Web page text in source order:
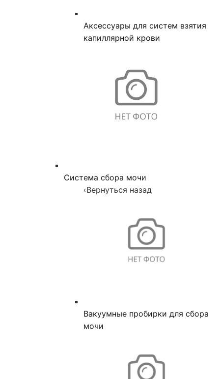
Аксессуары для систем взятия
капиллярной крови
Система сбора мочи
‹Вернуться назад
Вакуумные пробирки для сбора
мочи